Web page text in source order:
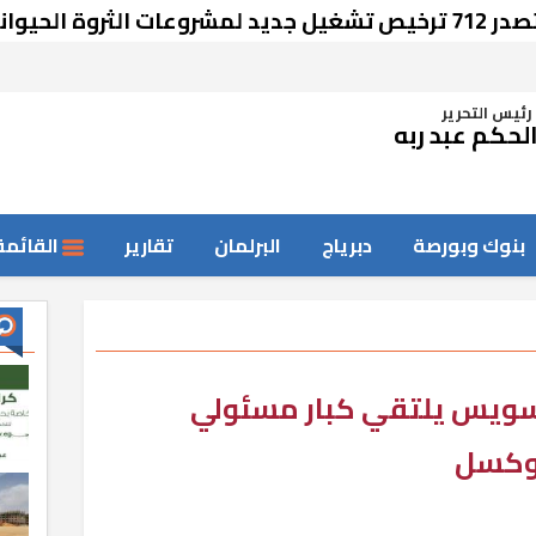
رئيس التحريرعبد ربه
بنوك وبورصة دبرياج البرلمان تقارير
يلتقي كبار مسئولي